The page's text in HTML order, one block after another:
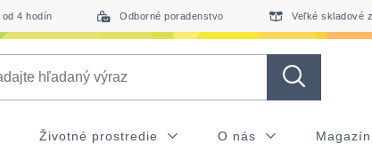
od 4 hodín Odborné poradenstvo Veľké skladové
Životné prostredie O nás Magazín